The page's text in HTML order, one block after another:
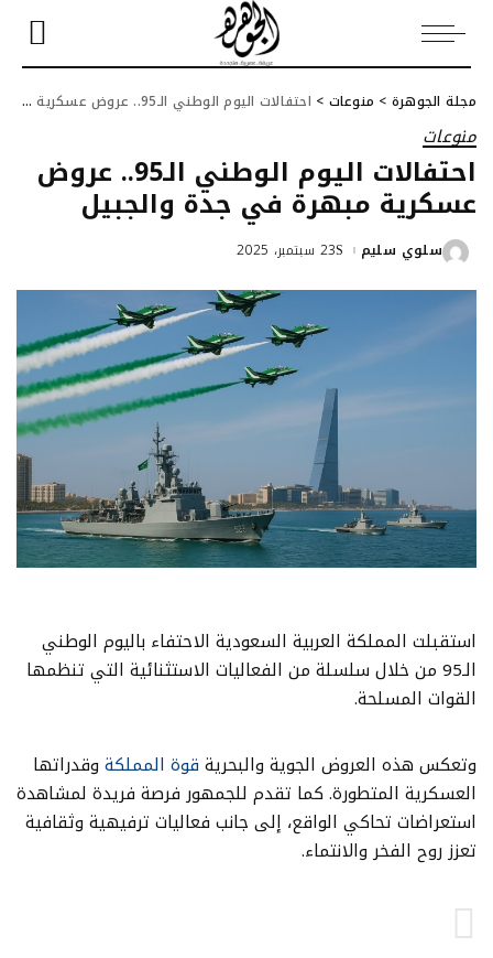
مجلة الجوهرة > منوعات > احتفالات اليوم الوطني الـ95.. عروض عسكرية مبهرة في جدة والجبيل
منوعات
احتفالات اليوم الوطني الـ95.. عروض
عسكرية مبهرة في جدة والجبيل
Posted
سلوي سليم 23 سبتمبر، 2025
استقبلت المملكة العربية السعودية الاحتفاء باليوم الوطني
الـ95 من خلال سلسلة من الفعاليات الاستثنائية التي تنظمها
القوات المسلحة.
وتعكس هذه العروض الجوية والبحرية قوة المملكة وقدراتها
العسكرية المتطورة. كما تقدم للجمهور فرصة فريدة لمشاهدة
استعراضات تحاكي الواقع، إلى جانب فعاليات ترفيهية وثقافية
تعزز روح الفخر والانتماء.